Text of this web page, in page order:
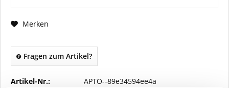
Merken
Fragen zum Artikel?
Artikel-Nr.: APTO--89e34594ee4a